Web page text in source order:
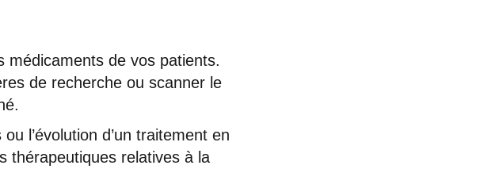
médicaments de vos patients.
de recherche ou scanner le
l’évolution d’un traitement en
thérapeutiques relatives à la